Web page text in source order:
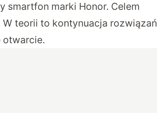
smartfon marki Honor. Celem
W teorii to kontynuacja rozwiązań
otwarcie.